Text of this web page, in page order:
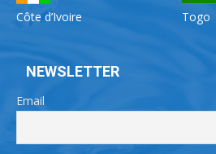
Côte d’Ivoire Togo
NEWSLETTER
Email